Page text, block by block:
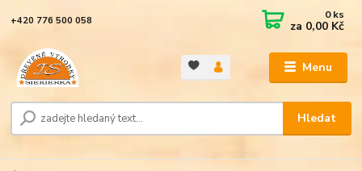
Menu
Hledat
+420 776 500 058 0ks
za 0,00 Kč